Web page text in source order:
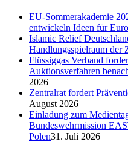
EU-Sommerakademie
entwickeln Ideen für
Islamic Relief
Handlungsspielraum der
Flüssiggas Verband
Auktionsverfahren
2026
Zentralrat fordert
August 2026
Einladung zum
Bundeswehrmission
Polen31. Juli 2026